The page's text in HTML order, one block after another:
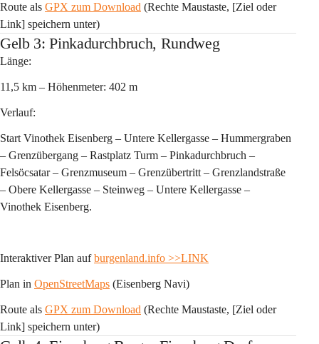
Route als GPX zum Download (Rechte Maustaste, [Ziel oder
Link] speichern unter)
Gelb 3: Pinkadurchbruch, Rundweg
Länge:
11,5 km – Höhenmeter: 402 m
Verlauf:
Start Vinothek Eisenberg – Untere Kellergasse – Hummergraben
– Grenzübergang – Rastplatz Turm – Pinkadurchbruch –
Felsöcsatar – Grenzmuseum – Grenzübertritt – Grenzlandstraße
– Obere Kellergasse – Steinweg – Untere Kellergasse –
Vinothek Eisenberg.
Interaktiver Plan auf burgenland.info >>LINK
Plan in OpenStreetMaps (Eisenberg Navi)
Route als GPX zum Download (Rechte Maustaste, [Ziel oder
Link] speichern unter)